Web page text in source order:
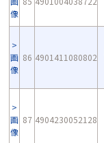
像
画
像
86 4901411080802
画
像
87 4904230052128